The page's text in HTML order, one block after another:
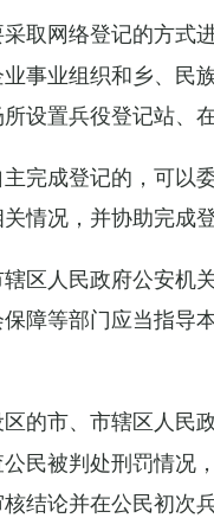
取网络登记的方式
事业组织和乡、民
设置兵役登记站、
完成登记的，可以
情况，并协助完成登
区人民政府公安机
障等部门应当指导
的市、市辖区人民
民被判处刑罚情况
结论并在公民初次